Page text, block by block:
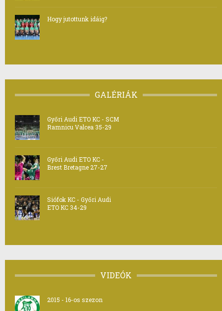
Hogy jutottunk idáig?
GALÉRIÁK
Győri Audi ETO KC - SCM
Ramnicu Valcea 35-29
Győri Audi ETO KC -
Brest Bretagne 27-27
Siófok KC - Győri Audi
ETO KC 34-29
VIDEÓK
2015 - 16-os szezon